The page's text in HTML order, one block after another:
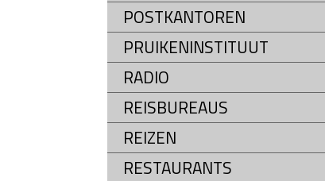
POSTKANTOREN
PRUIKENINSTITUUT
RADIO
REISBUREAUS
REIZEN
RESTAURANTS